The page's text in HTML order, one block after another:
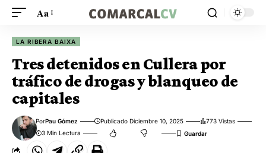
Aa
LA RIBERA BAIXA
Tres detenidos en Cullera por
tráfico de drogas y blanqueo de
capitales
PorPau Gómez Publicado Diciembre 10, 2025
773 Vistas
3 Min Lectura